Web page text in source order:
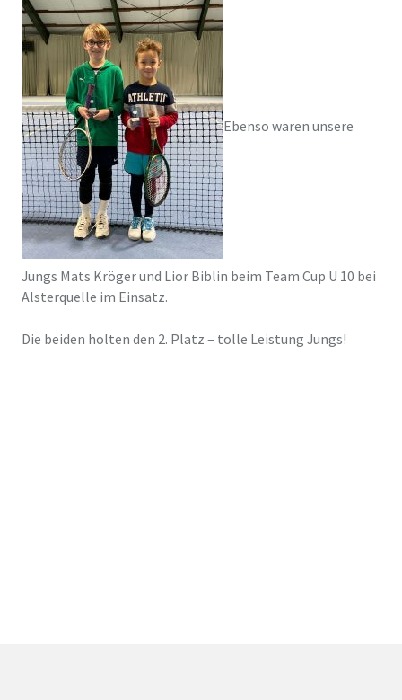
Ebenso waren unsere
Jungs Mats Kröger und Lior Biblin beim Team Cup U 10 bei
Alsterquelle im Einsatz.
Die beiden holten den 2. Platz – tolle Leistung Jungs!